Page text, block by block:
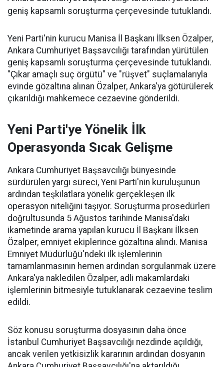
geniş kapsamlı soruşturma çerçevesinde tutuklandı.
Yeni Parti'nin kurucu Manisa İl Başkanı İlksen Özalper,
Ankara Cumhuriyet Başsavcılığı tarafından yürütülen
geniş kapsamlı soruşturma çerçevesinde tutuklandı.
"Çıkar amaçlı suç örgütü" ve "rüşvet" suçlamalarıyla
evinde gözaltına alınan Özalper, Ankara'ya götürülerek
çıkarıldığı mahkemece cezaevine gönderildi.
Yeni Parti'ye Yönelik İlk
Operasyonda Sıcak Gelişme
Ankara Cumhuriyet Başsavcılığı bünyesinde
sürdürülen yargı süreci, Yeni Parti'nin kuruluşunun
ardından teşkilatlara yönelik gerçekleşen ilk
operasyon niteliğini taşıyor. Soruşturma prosedürleri
doğrultusunda 5 Ağustos tarihinde Manisa'daki
ikametinde arama yapılan kurucu İl Başkanı İlksen
Özalper, emniyet ekiplerince gözaltına alındı. Manisa
Emniyet Müdürlüğü'ndeki ilk işlemlerinin
tamamlanmasının hemen ardından sorgulanmak üzere
Ankara'ya nakledilen Özalper, adli makamlardaki
işlemlerinin bitmesiyle tutuklanarak cezaevine teslim
edildi.
Söz konusu soruşturma dosyasının daha önce
İstanbul Cumhuriyet Başsavcılığı nezdinde açıldığı,
ancak verilen yetkisizlik kararının ardından dosyanın